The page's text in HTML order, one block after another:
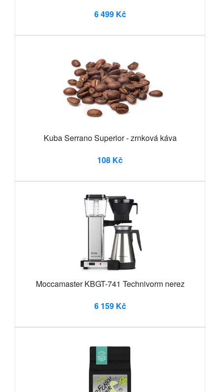
6 499 Kč
Kuba Serrano Superior - zrnková káva
108 Kč
Moccamaster KBGT-741 Technivorm nerez
6 159 Kč